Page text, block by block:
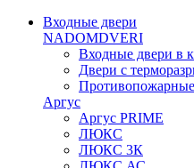
Входные двери
NADOMDVERI
Входные двери в
Двери с
Аргус
Аргус PRIME
ЛЮКС
ЛЮКС 3К